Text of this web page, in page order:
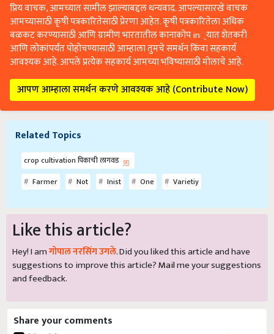
प्रिय वाचक, आमच्यात सामील झाल्याबद्दल धन्यवाद. आपल्यासारखे वाचक
आमच्यासाठी कृषी पत्रकारितेसाठी प्रेरणा आहेत. कृषी पत्रकारितेला अधिक
बळकट करण्यासाठी आणि ग्रामीण भारतातील कानाकोप in्यात शेतकरी
आणि लोकांपर्यंत पोहोचण्यासाठी आम्हाला तुमचे समर्थन किंवा सहकार्य
आवश्यक आहे. आपले प्रत्येक सहकार्य आमच्या भविष्यासाठी मोलाचे आहे.
आपण आम्हाला समर्थन करणे आवश्यक आहे (Contribute Now)
Related Topics
crop cultivation पिकाची लागवड
Farmer
Not Inist One Varietiy
Like this article?
Hey! I amगोपाल नरसिंग उगले. Did you liked this article and have
suggestions to improve this article?Mailme your suggestions
and feedback.
Share your comments